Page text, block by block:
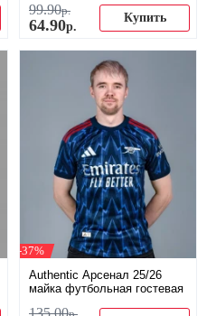
99.90р.
64.90р.
Купить
-37%
Authentic Арсенал 25/26
майка футбольная гостевая